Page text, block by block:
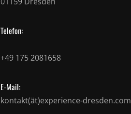
Telefon:
+49 175 2081658
E-Mail:
kontakt(ät)experience-dresden.com